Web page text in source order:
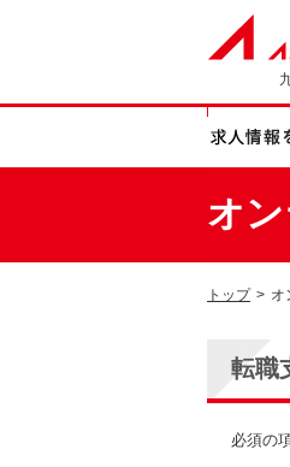
オ
トップ > オ
転職
必須の